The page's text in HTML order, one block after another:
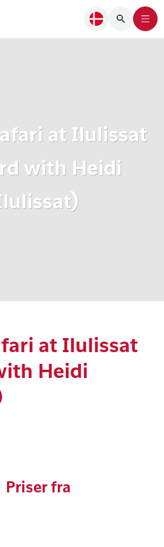
at Ilulissat
with Heidi
at Ilulissat
Heidi
Priser fra